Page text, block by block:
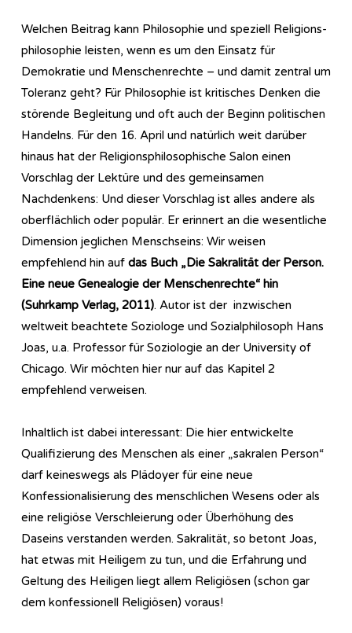
Welchen Beitrag kann Philosophie und speziell Re­li­gi­ons­
phi­lo­so­phie leisten, wenn es um den Einsatz für
Demokratie und Menschenrechte – und damit zentral um
Toleranz geht? Für Philosophie ist kritisches Denken die
störende Begleitung und oft auch der Beginn politischen
Handelns. Für den 16. April und natürlich weit darüber
hinaus hat der Religionsphilosophische Salon einen
Vorschlag der Lektüre und des gemeinsamen
Nachdenkens: Und dieser Vorschlag ist alles andere als
oberflächlich oder populär. Er erinnert an die wesentliche
Dimension jeglichen Menschseins: Wir weisen
empfehlend hin auf das Buch „Die Sakralität der Person.
Eine neue Genealogie der Menschenrechte“ hin
(Suhrkamp Verlag, 2011). Autor ist der inzwischen
weltweit beachtete Soziologe und Sozialphilosoph Hans
Joas, u.a. Professor für Soziologie an der University of
Chicago. Wir möchten hier nur auf das Kapitel 2
empfehlend verweisen.
Inhaltlich ist dabei interessant: Die hier entwickelte
Qualifizierung des Menschen als einer „sakralen Person“
darf keineswegs als Plädoyer für eine neue
Konfessionalisierung des menschlichen Wesens oder als
eine religiöse Verschleierung oder Überhöhung des
Daseins verstanden werden. Sakralität, so betont Joas,
hat etwas mit Heiligem zu tun, und die Erfahrung und
Geltung des Heiligen liegt allem Religiösen (schon gar
dem konfessionell Religiösen) voraus!